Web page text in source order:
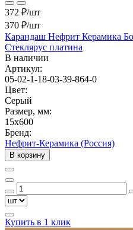
372 ₽/шт
370 ₽/шт
Карандаш Нефрит Керамика
Стеклярус платина
В наличии
Артикул:
05-02-1-18-03-39-864-0
Цвет:
Серый
Размер, мм:
15x600
Бренд:
Нефрит-Керамика (Россия)
В корзину
Купить в 1 клик